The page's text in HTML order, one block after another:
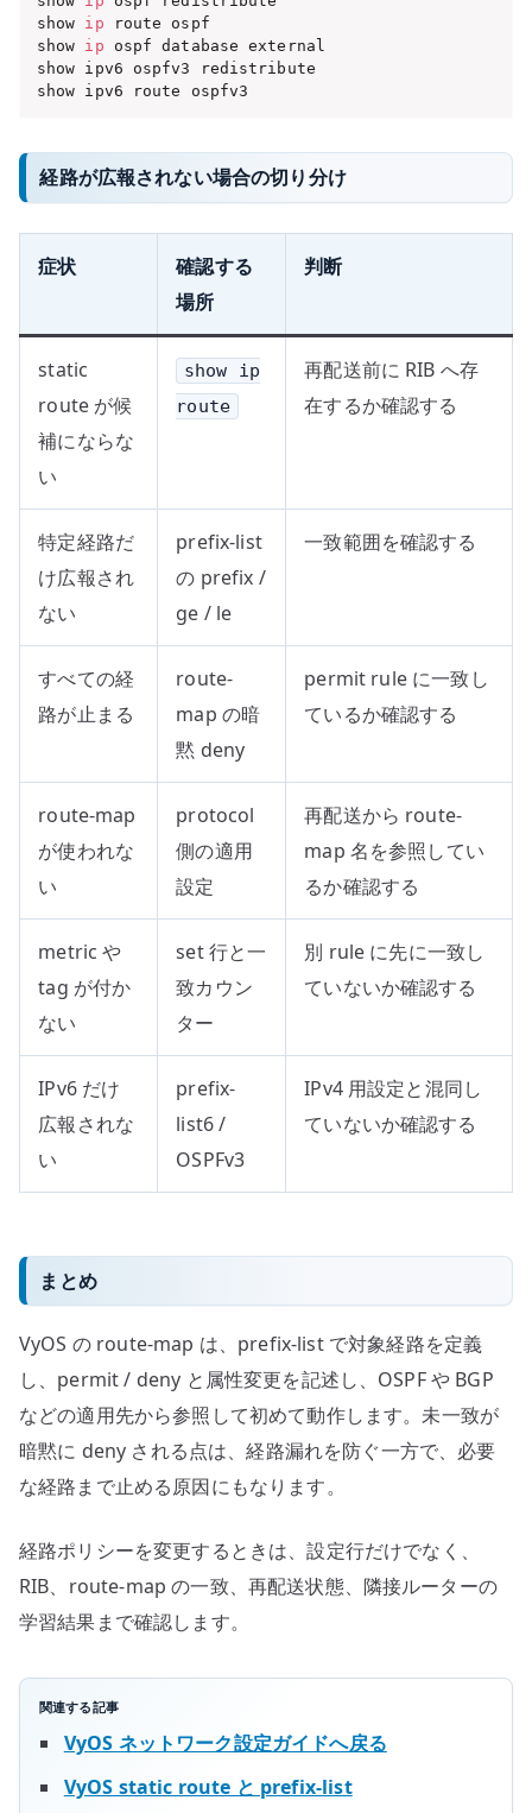
show ip route ospf
show ip ospf database external
show ipv6 ospfv3 redistribute
show ipv6 route ospfv3
経路が広報されない場合の切り分け
症状
確認する
場所
判断
static
route が候
補にならな
い
show ip
route
再配送前に RIB へ存
在するか確認する
特定経路だ
け広報され
ない
prefix-list
の prefix /
ge / le
一致範囲を確認する
すべての経
路が止まる
route-
map の暗
黙 deny
permit rule に一致し
ているか確認する
route-map
が使われな
い
protocol
側の適用
設定
再配送から route-
map 名を参照してい
るか確認する
metric や
tag が付か
ない
set 行と一
致カウン
ター
別 rule に先に一致し
ていないか確認する
IPv6 だけ
広報されな
い
prefix-
list6 /
OSPFv3
IPv4 用設定と混同し
ていないか確認する
まとめ
VyOS の route-map は、prefix-list で対象経路を定義
し、permit / deny と属性変更を記述し、OSPF や BGP
などの適用先から参照して初めて動作します。未一致が
暗黙に deny される点は、経路漏れを防ぐ一方で、必要
な経路まで止める原因にもなります。
経路ポリシーを変更するときは、設定行だけでなく、
RIB、route-map の一致、再配送状態、隣接ルーターの
学習結果まで確認します。
関連する記事
VyOS ネットワーク設定ガイドへ戻る
VyOS static route と prefix-list